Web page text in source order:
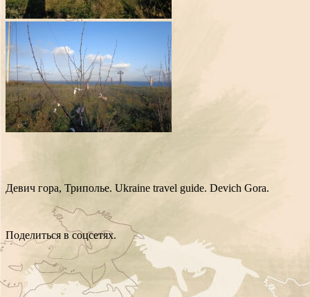
Девич гора, Триполье. Ukraine travel guide. Devich Gora.
Поделиться в соцсетях.